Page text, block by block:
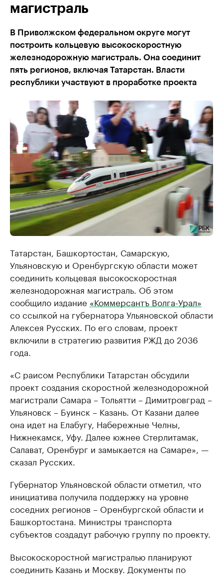
магистраль
В Приволжском федеральном округе могут
построить кольцевую высокоскоростную
железнодорожную магистраль. Она соединит
пять регионов, включая Татарстан. Власти
республики участвуют в проработке проекта
Татарстан, Башкортостан, Самарскую,
Ульяновскую и Оренбургскую области может
соединить кольцевая высокоскоростная
железнодорожная магистраль. Об этом
сообщило издание «Коммерсантъ Волга-Урал»
со ссылкой на губернатора Ульяновской области
Алексея Русских. По его словам, проект
включили в стратегию развития РЖД до 2036
года.
«С раисом Республики Татарстан обсудили
проект создания скоростной железнодорожной
магистрали Самара – Тольятти – Димитровград –
Ульяновск – Буинск – Казань. От Казани далее
она идет на Елабугу, Набережные Челны,
Нижнекамск, Уфу. Далее южнее Стерлитамак,
Салават, Оренбург и замыкается на Самаре», —
сказал Русских.
Губернатор Ульяновской области отметил, что
инициатива получила поддержку на уровне
соседних регионов – Оренбургской области и
Башкортостана. Министры транспорта
субъектов создадут рабочую группу по проекту.
Высокоскоростной магистралью планируют
соединить Казань и Москву. Документы по